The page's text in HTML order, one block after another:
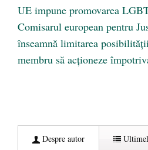
UE impune promovarea
Comisarul european pentru
înseamnă limitarea
membru să acţioneze
Despre autor